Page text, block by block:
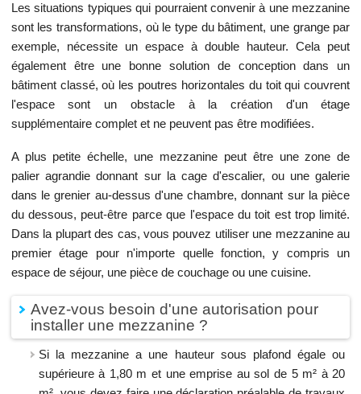
Les situations typiques qui pourraient convenir à une mezzanine
sont les transformations, où le type du bâtiment, une grange par
exemple, nécessite un espace à double hauteur. Cela peut
également être une bonne solution de conception dans un
bâtiment classé, où les poutres horizontales du toit qui couvrent
l'espace sont un obstacle à la création d'un étage
supplémentaire complet et ne peuvent pas être modifiées.
A plus petite échelle, une mezzanine peut être une zone de
palier agrandie donnant sur la cage d'escalier, ou une galerie
dans le grenier au-dessus d'une chambre, donnant sur la pièce
du dessous, peut-être parce que l'espace du toit est trop limité.
Dans la plupart des cas, vous pouvez utiliser une mezzanine au
premier étage pour n'importe quelle fonction, y compris un
espace de séjour, une pièce de couchage ou une cuisine.
Avez-vous besoin d'une autorisation pour
installer une mezzanine ?
Si la mezzanine a une hauteur sous plafond égale ou
supérieure à 1,80 m et une emprise au sol de 5 m² à 20